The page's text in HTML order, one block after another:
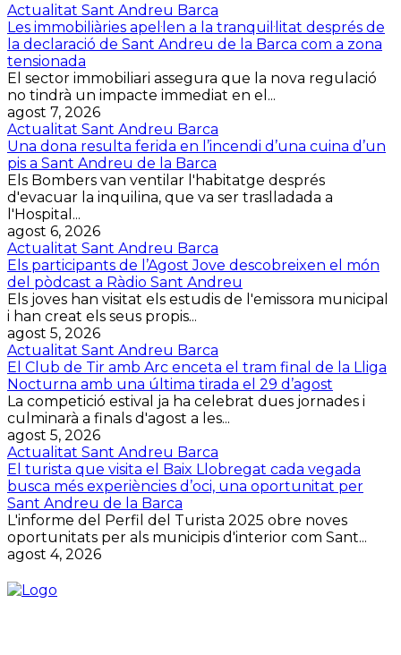
Actualitat Sant Andreu Barca
Les immobiliàries apel·len a la tranquil·litat després de
la declaració de Sant Andreu de la Barca com a zona
tensionada
El sector immobiliari assegura que la nova regulació
no tindrà un impacte immediat en el...
agost 7, 2026
Actualitat Sant Andreu Barca
Una dona resulta ferida en l’incendi d’una cuina d’un
pis a Sant Andreu de la Barca
Els Bombers van ventilar l'habitatge després
d'evacuar la inquilina, que va ser traslladada a
l'Hospital...
agost 6, 2026
Actualitat Sant Andreu Barca
Els participants de l’Agost Jove descobreixen el món
del pòdcast a Ràdio Sant Andreu
Els joves han visitat els estudis de l'emissora municipal
i han creat els seus propis...
agost 5, 2026
Actualitat Sant Andreu Barca
El Club de Tir amb Arc enceta el tram final de la Lliga
Nocturna amb una última tirada el 29 d’agost
La competició estival ja ha celebrat dues jornades i
culminarà a finals d'agost a les...
agost 5, 2026
Actualitat Sant Andreu Barca
El turista que visita el Baix Llobregat cada vegada
busca més experiències d’oci, una oportunitat per
Sant Andreu de la Barca
L'informe del Perfil del Turista 2025 obre noves
oportunitats per als municipis d'interior com Sant...
agost 4, 2026